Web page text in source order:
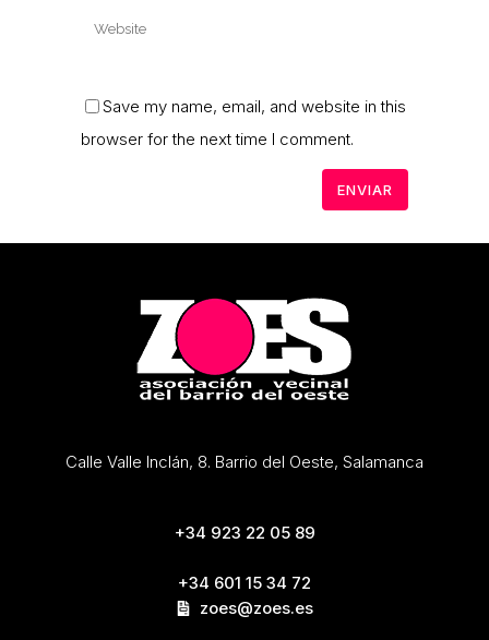
Save my name, email, and website in this
browser for the next time I comment.
Calle Valle Inclán, 8. Barrio del Oeste, Salamanca
+34 923 22 05 89
+34 601 15 34 72
zoes@zoes.es